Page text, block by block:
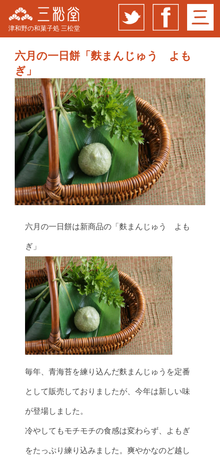
津和野の和菓子処 三松堂
六月の一日餅「麩まんじゅう よも
ぎ」
六月の一日餅は新商品の「麩まんじゅう よも
ぎ」
毎年、青海苔を練り込んだ麩まんじゅうを定番
として販売しておりましたが、今年は新しい味
が登場しました。
冷やしてもモチモチの食感は変わらず、よもぎ
をたっぷり練り込みました。爽やかなのど越し